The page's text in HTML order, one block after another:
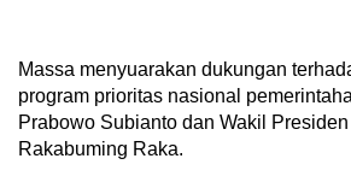
Massa menyuarakan dukungan
program prioritas nasional
Prabowo Subianto dan Wakil
Rakabuming Raka.